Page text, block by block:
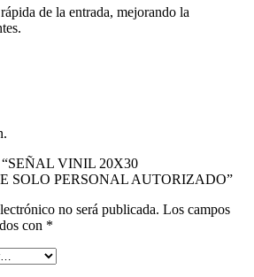
de la entrada, mejorando la
“SEÑAL VINIL 20X30
SOLO PERSONAL AUTORIZADO”
no será publicada. Los campos
con *